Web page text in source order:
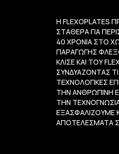
ΕΦΑΡΜΟΓΈΣ
ΕΠΙΚΟΙΝΩΝΊΑ
Η FLEXOPLATES
ΣΤΑΘΕΡΑ ΓΙΑ
40 ΧΡΟΝΙΑ ΣΤΟ
ΠΑΡΑΓΩΓΗΣ
ΚΛΙΣΕ ΚΑΙ ΤΟΥ
ΣΥΝΔΥΑΖΟΝΤΑΣ
ΤΕΧΝΟΛΟΓΙΚΕΣ
ΤΗΝ ΑΝΘΡΩΠΙΝΗ
ΤΗΝ
ΕΞΑΣΦΑΛΙΖΟΥΜΕ
ΑΠΟΤΕΛΕΣΜΑΤΑ